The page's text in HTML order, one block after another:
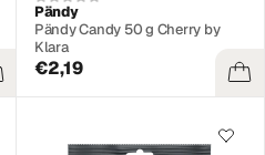
Pändy
Pändy Candy 50 g Cherry by
Klara
€2,19